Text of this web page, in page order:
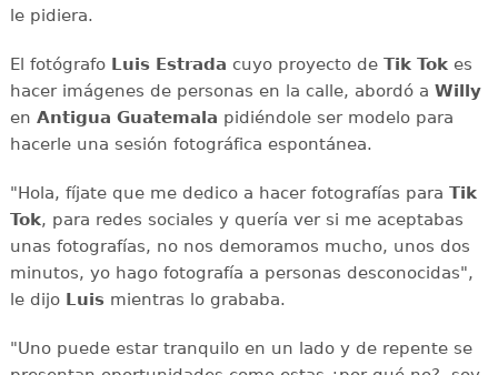
le pidiera.
El fotógrafo Luis Estrada cuyo proyecto de Tik Tokes
hacer imágenes de personas en la calle, abordó a Willy
en Antigua Guatemala pidiéndole ser modelo para
hacerle una sesión fotográfica espontánea.
"Hola, fíjate que me dedico a hacer fotografías para Tik
Tok, para redes sociales y quería ver si me aceptabas
unas fotografías, no nos demoramos mucho, unos dos
minutos, yo hago fotografía a personas desconocidas",
le dijoLuismientras lo grababa.
"Uno puede estar tranquilo en un lado y de repente se